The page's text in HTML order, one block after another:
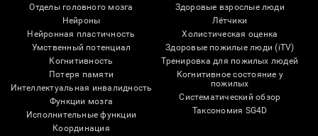
Отделы головного мозга
Нейроны
Нейронная пластичность
Умственный потенциал
Когнитивность
Потеря памяти
Интеллектуальная инвалидность
Функции мозга
Исполнительные функции
Координация
Здоровые взрослые люди
Лётчики
Холистическая оценка
Здоровые пожилые люди (iTV)
Тренировка для пожилых людей
Когнитивное состояние у
пожилых
Систематический обзор
Таксономия SG4D